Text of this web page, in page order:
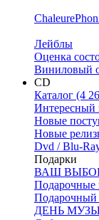
Лейблы
Оценка
Виниловый
CD
Каталог (4
Интересный
Новые
Новые
Dvd / Blu-
Подарки
ВАШ
Подарочные
Подарочный
ДЕНЬ